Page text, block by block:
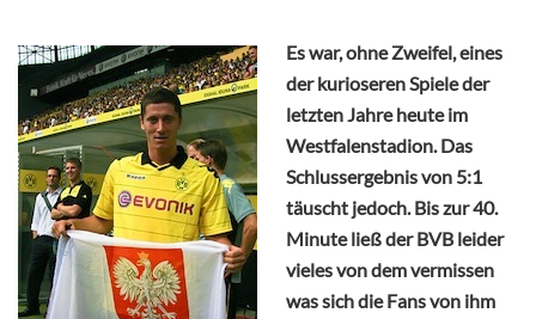
Es war, ohne Zweifel, eines
der kurioseren Spiele der
letzten Jahre heute im
Westfalenstadion. Das
Schlussergebnis von 5:1
täuscht jedoch. Bis zur 40.
Minute ließ der BVB leider
vieles von dem vermissen
was sich die Fans von ihm